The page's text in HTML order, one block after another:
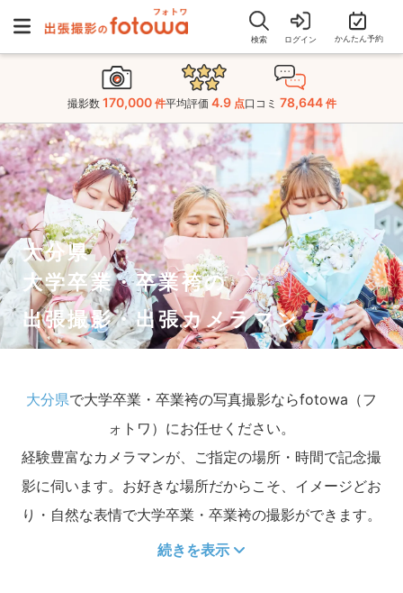
検索 ログイン かんたん予約
撮影数 170,000 件平均評価 4.9 点口コミ 78,644 件
大分県
大学卒業・卒業袴の
出張撮影・出張カメラマン
大分県で大学卒業・卒業袴の写真撮影ならfotowa（フ
ォトワ）にお任せください。
経験豊富なカメラマンが、ご指定の場所・時間で記念撮
影に伺います。お好きな場所だからこそ、イメージどお
り・自然な表情で大学卒業・卒業袴の撮影ができます。
続きを表示